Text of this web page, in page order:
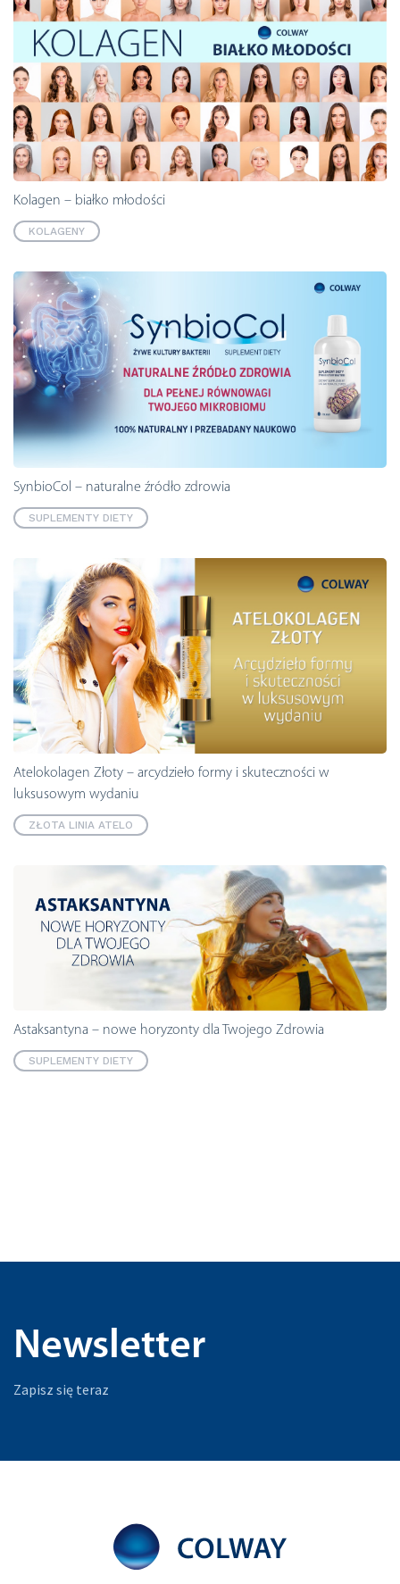
Kolagen – białko młodości
KOLAGENY
SynbioCol – naturalne źródło zdrowia
SUPLEMENTY DIETY
Atelokolagen Złoty – arcydzieło formy i skuteczności w
luksusowym wydaniu
ZŁOTA LINIA ATELO
Astaksantyna – nowe horyzonty dla Twojego Zdrowia
SUPLEMENTY DIETY
Newsletter
Zapisz się teraz